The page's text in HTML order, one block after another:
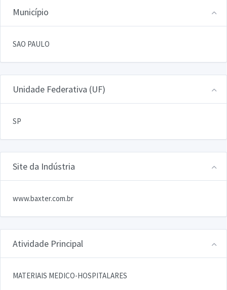
Município
SAO PAULO
Unidade Federativa (UF)
SP
Site da Indústria
www.baxter.com.br
Atividade Principal
MATERIAIS MEDICO-HOSPITALARES